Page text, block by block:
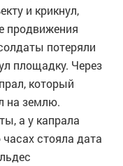
и крикнул,
продвижения
потеряли
площадку. Через
который
на землю.
а у капрала
стояла дата